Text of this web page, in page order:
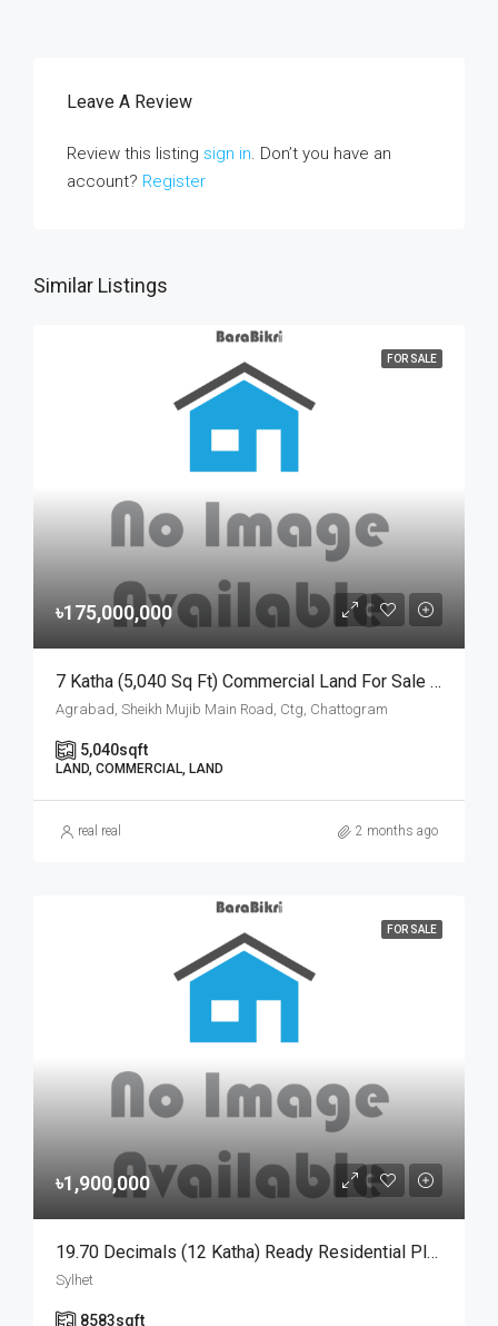
Leave A Review
Review this listing sign in. Don’t you have an
account? Register
Similar Listings
FOR SALE
৳175,000,000
7 Katha (5,040 Sq Ft) Commercial Land For Sale At Agrabad Sheikh Mujib Main Road, Chattogram | চট্টগ্রামের আগ্রাবাদ শেখ মুজিব মেইন রোডে ৭ কাঠার বাণিজ্যিক প্লট বিক্রয়
Agrabad, Sheikh Mujib Main Road, Ctg, Chattogram
5,040sqft
LAND, COMMERCIAL, LAND
real real 2 months ago
FOR SALE
৳1,900,000
19.70 Decimals (12 Katha) Ready Residential Plot For Urgent Sale At Golapganj, Sylhet | সিলেটের গোলাপগঞ্জে বাড়ি তৈরির জন্য ১৯.৭০ শতাংশের ১০০% উঁচু ও রেডি আবাসিক প্লট জরুরি বিক্রয়
Sylhet
8583sqft